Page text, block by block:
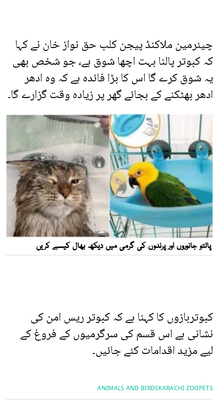
چیئرمین ملاکنڈ پیجن کلب حق نواز خان نے کہا
کہ کبوتر پالنا بہت اچھا شوق ہے، جو شخص بھی
یہ شوق کرے گا اس کا بڑا فائدہ ہے کہ وہ ادھر
ادھر بھٹکنے کے بجائے گھر پر زیادہ وقت گزارے گا۔
کبوتربازوں کا کہنا ہے کہ کبوتر ریس امن کی
نشانی ہے اس قسم کی سرگرمیوں کے فروغ کے
لیے مزید اقدامات کئے جائیں۔
PETS
KARACHI ZOO
ANIMALS AND BIRDS